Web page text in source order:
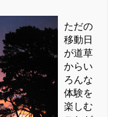
ただの
移動日
が道草
からい
ろんな
体験を
楽しむ